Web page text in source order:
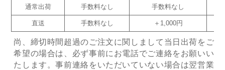
通常出荷 手数料なし 手数料なし
直送 手数料なし ＋1,000円
尚、締切時間超過のご注文に関しまして当日出荷をご
希望の場合は、必ず事前にお電話でご連絡をお願いい
たします。事前連絡をいただいていない場合は翌営業